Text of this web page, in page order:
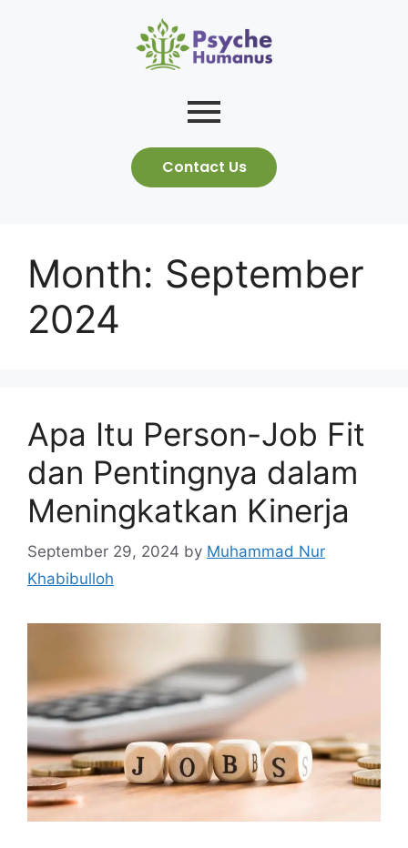
Contact Us
Month: September
2024
Apa Itu Person-Job Fit
dan Pentingnya dalam
Meningkatkan Kinerja
September 29, 2024 by Muhammad Nur
Khabibulloh